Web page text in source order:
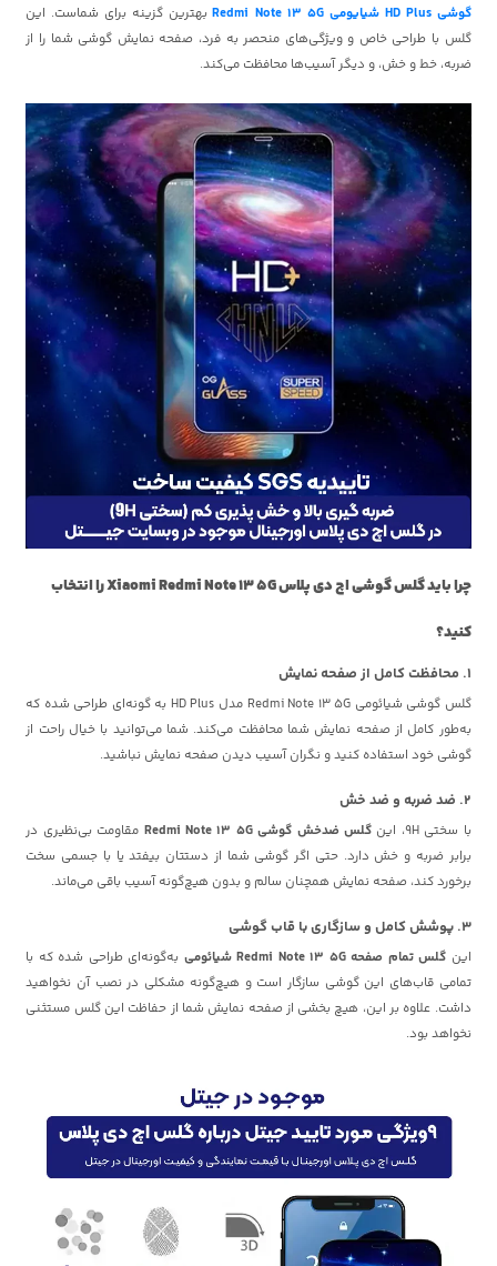
گوشی HD Plus شیایومی Redmi Note 13 5G
بهترین گزینه برای شماست. این
گلس با طراحی خاص و ویژگی‌های منحصر به فرد، صفحه نمایش گوشی شما را از
ضربه، خط و خش، و دیگر آسیب‌ها محافظت می‌کند.
چرا باید گلس گوشی اچ دی پلاس Xiaomi Redmi Note 13 5G را انتخاب
کنید؟
1. محافظت کامل از صفحه نمایش
گلس گوشی شیائومی Redmi Note 13 5G مدل HD Plus به گونه‌ای طراحی شده که
به‌طور کامل از صفحه نمایش شما محافظت می‌کند. شما می‌توانید با خیال راحت از
گوشی خود استفاده کنید و نگران آسیب دیدن صفحه نمایش نباشید.
2. ضد ضربه و ضد خش
با سختی 9H، این گلس ضدخش گوشی Redmi Note 13 5G
مقاومت بی‌نظیری در
برابر ضربه و خش دارد. حتی اگر گوشی شما از دستتان بیفتد یا با جسمی سخت
برخورد کند، صفحه نمایش همچنان سالم و بدون هیچ‌گونه آسیب باقی می‌ماند.
3. پوشش کامل و سازگاری با قاب گوشی
این گلس تمام صفحه Redmi Note 13 5G شیائومی
به‌گونه‌ای طراحی شده که با
تمامی قاب‌های این گوشی سازگار است و هیچ‌گونه مشکلی در نصب آن نخواهید
داشت. علاوه بر این، هیچ بخشی از صفحه نمایش شما از حفاظت این گلس مستثنی
نخواهد بود.